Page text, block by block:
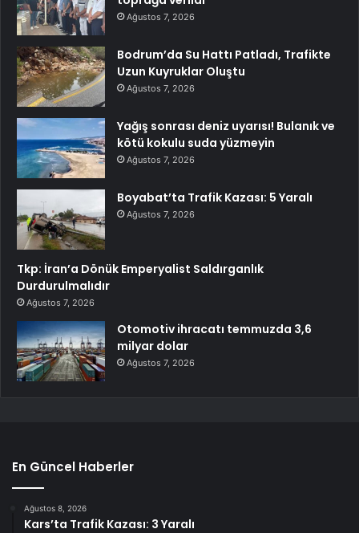
Ağustos 7, 2026
Bodrum’da Su Hattı Patladı, Trafikte
Uzun Kuyruklar Oluştu
Ağustos 7, 2026
Yağış sonrası deniz uyarısı! Bulanık ve
kötü kokulu suda yüzmeyin
Ağustos 7, 2026
Boyabat’ta Trafik Kazası: 5 Yaralı
Ağustos 7, 2026
Tkp: İran’a Dönük Emperyalist Saldırganlık
Durdurulmalıdır
Ağustos 7, 2026
Otomotiv ihracatı temmuzda 3,6
milyar dolar
Ağustos 7, 2026
En Güncel Haberler
Ağustos 8, 2026
Kars’ta Trafik Kazası: 3 Yaralı